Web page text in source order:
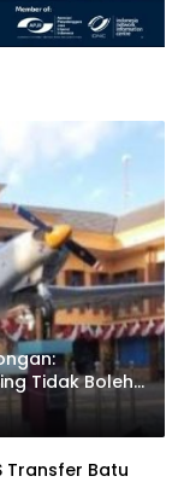
Tidak Boleh
Transfer Batu